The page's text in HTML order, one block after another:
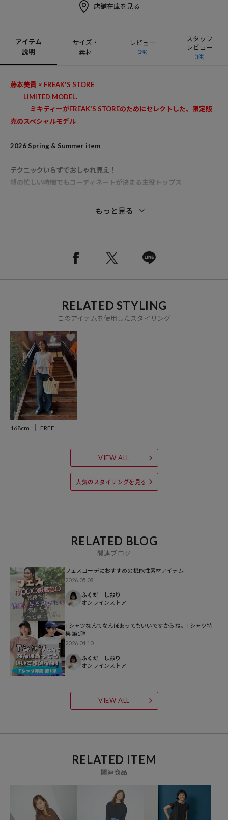
店舗在庫を見る
アイテム
説明
サイズ・
素材
レビュー
(2件)
スタッフ
レビュー
(1件)
藤本美貴 × FREAK'S STORE
LIMITED MODEL.
ミキティーがFREAK'S STOREのためにセレクトした、限定販
売のスペシャルモデル
2026 Spring & Summer item
テクニックいらずでおしゃれ見え！
朝の忙しい時間でもコーディネートが決まる主役トップス
●藤本美貴さんが主婦代表のリアルな目線で、色選びから「1枚で決
ィネートに迷う時間を解消する時短とタイパを両立した頼れるTシャ
●着膨れしにくい計算されたシルエットで、重ね着特有のモタつきを
●ブラウスのきちんと感とTシャツの気軽さを兼ね備えたデザイン
で、1枚でコーデが完結するため忙しい朝の強い味方になる1着です
イドボトムまで合わせるだけで旬なバランスに整えてくれます
●吸水速乾と接触冷感機能が付いた、さらりとした肌触りで、日常の
デイリーシーンからちょっとしたお出かけまで、オンオフ問わず幅広
いシーンで活躍します
●シンプルながらも凝ったデザインで、アクセサリー要らずでも顔周
りが華やかに見え、大人世代に嬉しい「品の良さ」を演出します
シンプルながら、デザイン性のあるトップスはどんなアイテムの主役
スラックス合わせできれめいに、デニムでカジュアルに幅広いスタイ
※こちらの商品は、弊社管理上のカラーを表記しております為、タグ
のカラー表記と異なる記載となっております。
【サイト表記：タグ表記】
オフホワイト：OFF
ブラウン：BRN
ブルー：BLUE
※掲載画像の商品の色味は、屋外や屋内の光の照射や角度により実物
と色味が異なる場合がございます。また表示のサイズ感と実物は若干
異なる場合もございますので、予めご了承ください。
※着用、お取り扱いの際は、商品についている品質表示とアテンショ
円（2026年4月7日時点）
※「参考価格」とは、Daytona Parkにおける対象商品の通常販売（先
ブランド説明
もっと見る
RELATED STYLING
このアイテムを使用したスタイリング
168cm FREE
VIEW ALL
人気のスタイリングを見る
RELATED BLOG
関連ブログ
フェスコーデにおすすめの機能性素材アイテム
2026.05.08
ふくだ しおり
オンラインストア
Tシャツなんてなんぼあってもいいですからね。Tシャツ特
集 第1弾
2026.04.10
ふくだ しおり
オンラインストア
VIEW ALL
RELATED ITEM
関連商品